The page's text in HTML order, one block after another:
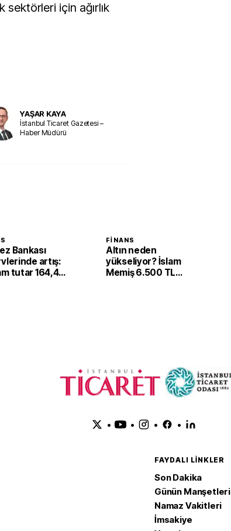
sektörleri için ağırlık
YAŞAR KAYA
İstanbul Ticaret Gazetesi –
Haber Müdürü
Bankası
artış:
tutar 164,4
FINANS
Altın neden
yükseliyor? İslam
Memiş 6.500 TL
• • • •
FAYDALI LINKLER
Son Dakika
Günün Manşetleri
Namaz Vakitleri
İmsakiye